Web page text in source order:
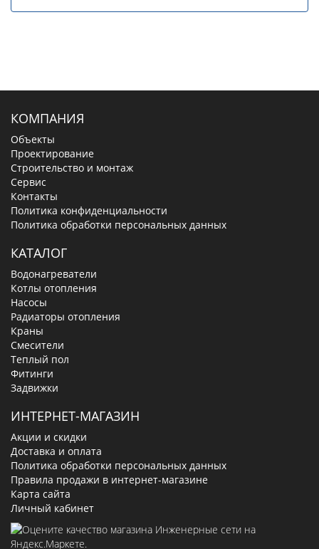
КОМПАНИЯ
Объекты
Проектирование
Строительство и монтаж
Сервис
Контакты
Политика конфиденциальности
Политика обработки персональных данных
КАТАЛОГ
Водонагреватели
Котлы отопления
Насосы
Радиаторы отопления
Краны
Смесители
Теплый пол
Фитинги
Задвижки
ИНТЕРНЕТ-МАГАЗИН
Акции и скидки
Доставка и оплата
Политика обработки персональных данных
Правила продажи в интернет-магазине
Карта сайта
Личный кабинет